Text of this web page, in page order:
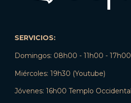
SERVICIOS:
Domingos: 08h00 - 11h00 - 17h00
Miércoles: 19h30 (Youtube)
Jóvenes: 16h00 Templo Occidental